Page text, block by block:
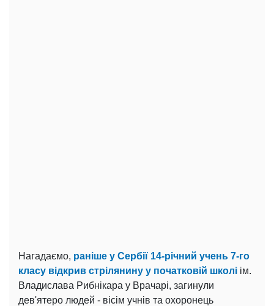
Нагадаємо, раніше у Сербії 14-річний учень 7-го
класу відкрив стрілянину у початковій школі ім.
Владислава Рибнікара у Врачарі, загинули
дев'ятеро людей - вісім учнів та охоронець